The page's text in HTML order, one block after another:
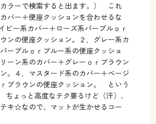
ラーで検索すると出ます。） これ
バー＋便座クッションを合わせるな
ー系カバー＋ローズ系パープルｏｒ
ンの便座クッション。２．グレー系カ
ープルｏｒブルー系の便座クッショ
ーン系のカバー＋グレーｏｒブラウン
。４．マスタード系のカバー＋ベージ
ブラウンの便座クッション。 という
ょっと高度なテク要るけど（汗）、
キ☆なので、マットが生かせるコー